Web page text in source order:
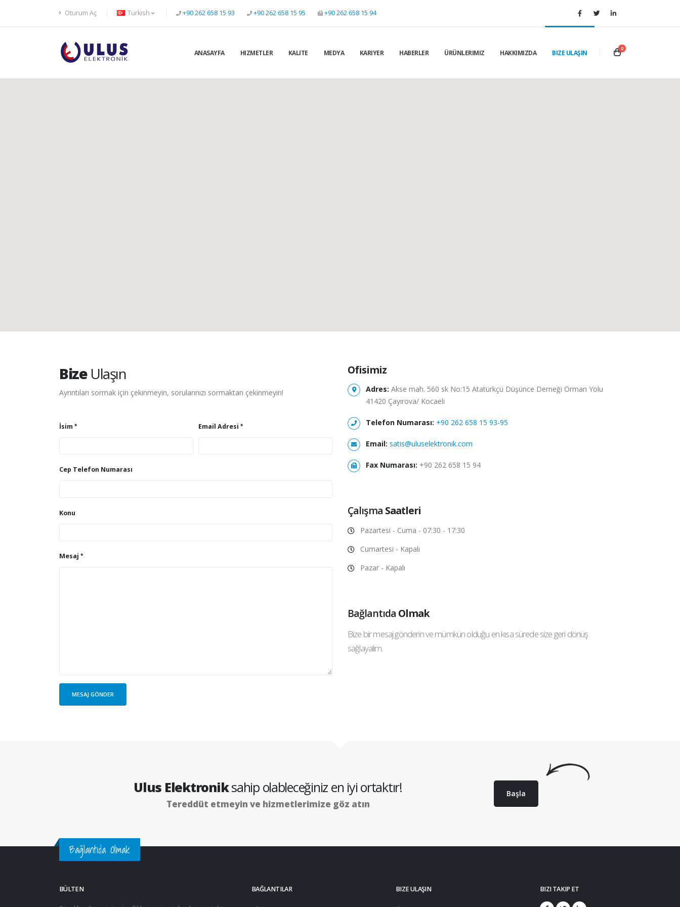
Oturum Aç Turkish +90 262 658 15 93 +90 262 658 15 95 +90 262 658 15 94
ANASAYFA HIZMETLER KALITE MEDYA KARIYER HABERLER ÜRÜNLERIMIZ HAKKIMIZDA BIZE ULAŞIN
0
BizeUlaşın
Ayrıntıları sormak için çekinmeyin, sorularınızı sormaktan çekinmeyin!
İsim Email Adresi
Cep Telefon Numarası
Konu
Mesaj
Ofisimiz
Adres: Akse mah. 560 sk No:15 Atatürkçü Düşünce Derneği Orman Yolu
41420 Çayırova/ Kocaeli
Telefon Numarası: +90 262 658 15 93-95
Email: satis@uluselektronik.com
Fax Numarası: +90 262 658 15 94
Çalışma Saatleri
Pazartesi - Cuma - 07:30 - 17:30
Cumartesi - Kapalı
Pazar - Kapalı
Bağlantıda Olmak
Bize bir mesaj gönderin ve mümkün olduğu en kısa sürede size geri dönüş
sağlayalım.
Ulus Elektroniksahip olableceğiniz en iyi ortaktır!
Tereddüt etmeyin ve hizmetlerimize göz atın
Başla
Bağlantıda Olmak
BÜLTEN BAĞLANTILAR BIZE ULAŞIN BIZI TAKIP ET